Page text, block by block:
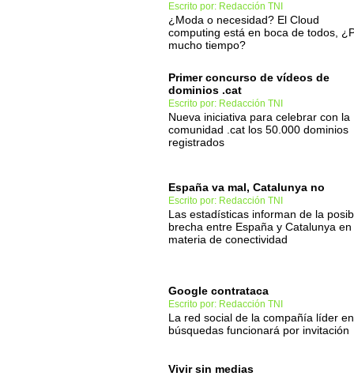
Escrito por: Redacción TNI
¿Moda o necesidad? El Cloud
computing está en boca de todos,
mucho tiempo?
Primer concurso de vídeos de
dominios .cat
Escrito por: Redacción TNI
Nueva iniciativa para celebrar con la
comunidad .cat los 50.000 dominios
registrados
España va mal, Catalunya no
Escrito por: Redacción TNI
Las estadísticas informan de la
brecha entre España y Catalunya en
materia de conectividad
Google contrataca
Escrito por: Redacción TNI
La red social de la compañía líder en
búsquedas funcionará por invitación
Vivir sin medias